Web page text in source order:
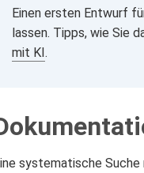
Einen ersten Entwurf
lassen. Tipps, wie Sie
mit KI.
systematische